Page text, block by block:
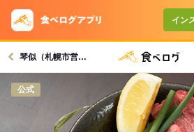
イン
琴似（札幌市営）駅グルメへ
公式